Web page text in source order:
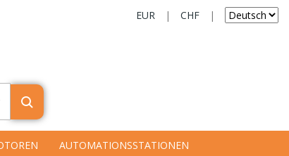
EUR | CHF |
AUTOMATIONSSTATIONEN